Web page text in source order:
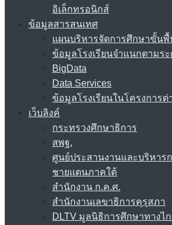
อิเล็กทรอนิกส์
ข้อมูลสารสนเทศ
แผนบริหารจัดการศึกษาขั้นพื้
ข้อมูลโรงเรียนจำแนกตามร
BigData
Data Services
ข้อมูลโรงเรียนในโครงการต่
เว็บลิงค์
กระทรวงศึกษาธิการ
สพฐ.
ศูนย์ประสานงานและบริหาร
ชายแดนภาคใต้
สำนักงาน ก.ค.ศ.
สำนักงานเลขาธิการคุรุสภา
DLTV มูลนิธิการศึกษาทางไ